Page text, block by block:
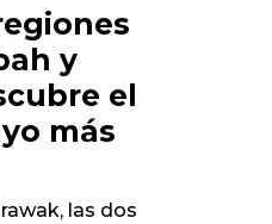
y
el
más
las dos